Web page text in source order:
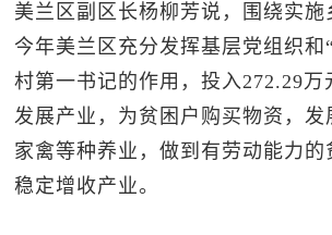
美兰区副区长杨柳芳说，围绕实施
今年美兰区充分发挥基层党组织和
村第一书记的作用，投入272.29万
发展产业，为贫困户购买物资，发
家禽等种养业，做到有劳动能力的
稳定增收产业。